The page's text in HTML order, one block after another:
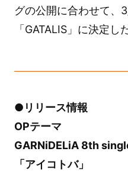
グの公開に合わせて、
「GATALIS」に決定し
●リリース情報
OPテーマ
GARNiDELiA 8th
「アイコトバ」